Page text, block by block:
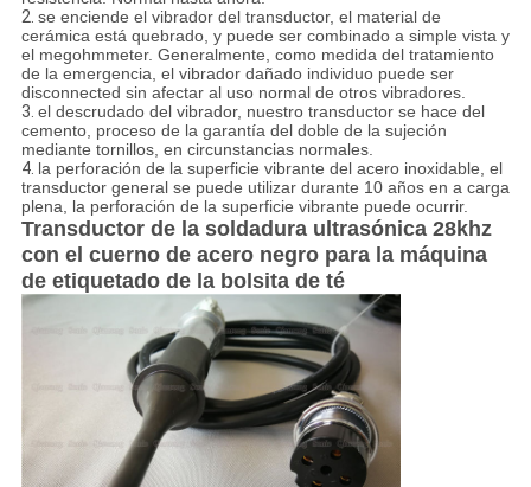
2. se enciende el vibrador del transductor, el material de
cerámica está quebrado, y puede ser combinado a simple vista y
el megohmmeter. Generalmente, como medida del tratamiento
de la emergencia, el vibrador dañado individuo puede ser
disconnected sin afectar al uso normal de otros vibradores.
3. el descrudado del vibrador, nuestro transductor se hace del
cemento, proceso de la garantía del doble de la sujeción
mediante tornillos, en circunstancias normales.
4. la perforación de la superficie vibrante del acero inoxidable, el
transductor general se puede utilizar durante 10 años en a carga
plena, la perforación de la superficie vibrante puede ocurrir.
Transductor de la soldadura ultrasónica 28khz
con el cuerno de acero negro para la máquina
de etiquetado de la bolsita de té